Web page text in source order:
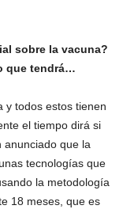
sobre la vacuna?
que tendrá…
y todos estos tienen
el tiempo dirá si
anunciado que la
tecnologías que
la metodología
18 meses, que es